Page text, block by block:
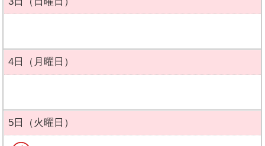
4日（月曜日）
5日（火曜日）